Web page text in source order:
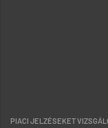
PIACI JELZÉSEKET